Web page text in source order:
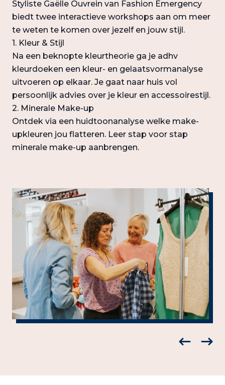
Styliste Gaëlle Ouvrein van Fashion Emergency
biedt twee interactieve workshops aan om meer
te weten te komen over jezelf en jouw stijl.
1. Kleur & Stijl
Na een beknopte kleurtheorie ga je adhv
kleurdoeken een kleur- en gelaatsvormanalyse
uitvoeren op elkaar. Je gaat naar huis vol
persoonlijk advies over je kleur en accessoirestijl.
2. Minerale Make-up
Ontdek via een huidtoonanalyse welke make-
upkleuren jou flatteren. Leer stap voor stap
minerale make-up aanbrengen.